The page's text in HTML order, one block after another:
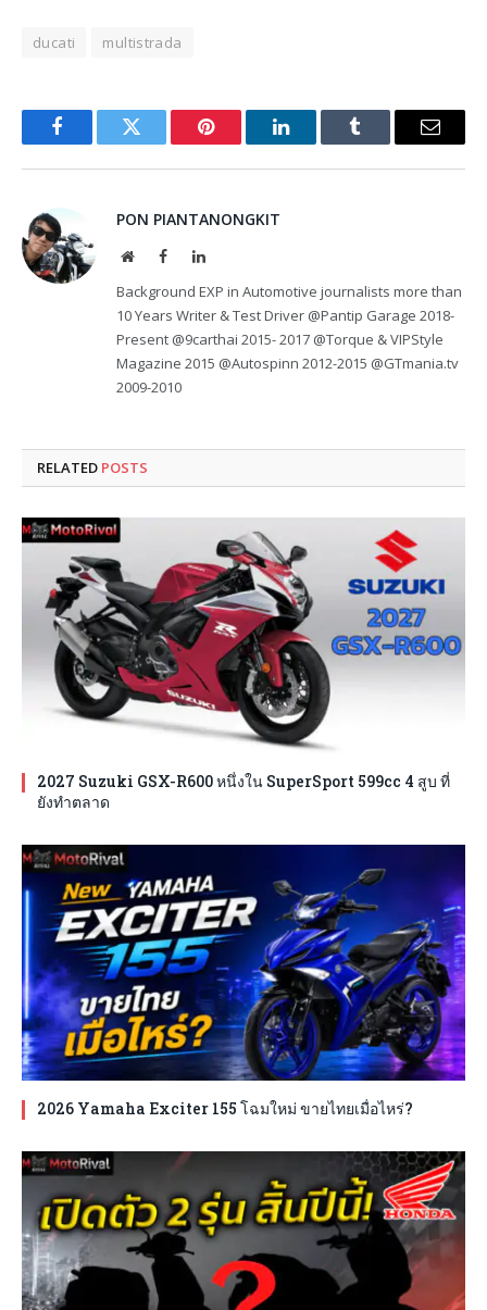
ducati multistrada
FacebookTwitter Pinterest LinkedInTumblr Email
PON PIANTANONGKIT
WebsiteFacebookLinkedIn
Background EXP in Automotive journalists more than
10 Years Writer & Test Driver @Pantip Garage 2018-
Present @9carthai 2015- 2017 @Torque & VIPStyle
Magazine 2015 @Autospinn 2012-2015 @GTmania.tv
2009-2010
RELATED POSTS
2027 Suzuki GSX-R600 หนึ่งใน SuperSport 599cc 4 สูบ ที่
ยังทำตลาด
2026 Yamaha Exciter 155 โฉมใหม่ ขายไทยเมื่อไหร่?